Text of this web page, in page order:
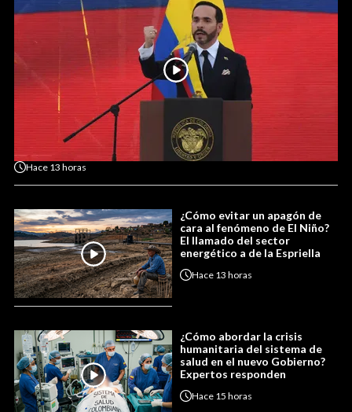
Hace 13 horas
¿Cómo evitar un apagón de
cara al fenómeno de El Niño?
El llamado del sector
energético a de la Espriella
Hace 13 horas
¿Cómo abordar la crisis
humanitaria del sistema de
salud en el nuevo Gobierno?
Expertos responden
Hace 15 horas